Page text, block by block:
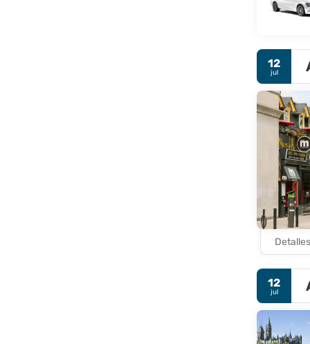
La capital
12
jul
Detalles
12
jul